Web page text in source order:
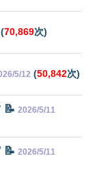
(70,869次)
5/12 (50,842次)
📝 2026/5/11
📝 2026/5/11